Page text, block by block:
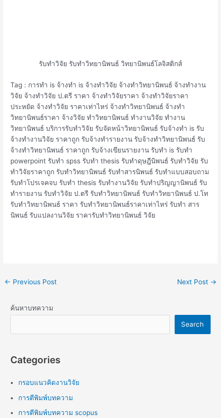
รับทำวิจัย รับทำวิทยานิพนธ์ วิทยานิพนธ์โลจิสติกส์
Tag : การทำ is จ้างทำ is จ้างทำวิจัย จ้างทำวิทยานิพนธ์ จ้างทํางาน
วิจัย จ้างทําวิจัย ป.ตรี ราคา จ้างทําวิจัยราคา จ้างทําวิจัยราคา
ประหยัด จ้างทําวิจัย ราคาเท่าไหร่ จ้างทําวิทยานิพนธ์ จ้างทํา
วิทยานิพนธ์ราคา จ้างวิจัย ทําวิทยานิพนธ์ ทำงานวิจัย ทำงาน
วิทยานิพนธ์ บริการรับทำวิจัย รับจัดหน้าวิทยานิพนธ์ รับจ้างทำ is รับ
จ้างทํางานวิจัย ราคาถูก รับจ้างทํารายงาน รับจ้างทําวิทยานิพนธ์ รับ
จ้างทําวิทยานิพนธ์ ราคาถูก รับจ้างเขียนรายงาน รับทำ is รับทำ
powerpoint รับทำ spss รับทำ thesis รับทำดุษฎีนิพนธ์ รับทำวิจัย รับ
ทำวิจัยราคาถูก รับทำวิทยานิพนธ์ รับทำสารนิพนธ์ รับทำแบบสอบถาม
รับทำโปรเจคจบ รับทํา thesis รับทํางานวิจัย รับทําปริญญานิพนธ์ รับ
ทํารายงาน รับทําวิจัย ป.ตรี รับทําวิทยานิพนธ์ รับทําวิทยานิพนธ์ ป.โท
รับทําวิทยานิพนธ์ ราคา รับทําวิทยานิพนธ์ราคาเท่าไหร่ รับทํา สาร
นิพนธ์ รับแปลงานวิจัย ราคารับทำวิทยานิพนธ์ วิจัย
← Previous Post Next Post →
ค้นหาบทความ
Search
Categories
กรอบแนวคิดงานวิจัย
การตีพิมพ์บทความ
การตีพิมพ์บทความ scopus